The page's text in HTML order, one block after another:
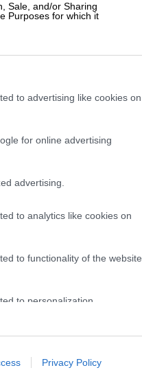
Sale, and/or Sharing
Purposes for which it
to advertising like cookies on
for online advertising
advertising.
to analytics like cookies on
to functionality of the website
to personalization.
to security, including
Privacy Policy
στο Taxisnet
της ΑΑΔΕ.
Taxisnet
ΕΝΦΙΑ 2022.